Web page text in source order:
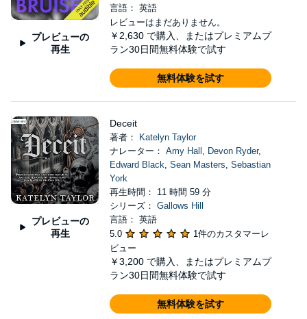
プレビューの
再生
言語： 英語
レビューはまだありません。
￥2,630 で購入、またはプレミアムプ
ラン30日間無料体験で試す
無料体験を試す
プレビューの
再生
Deceit
著者：
Katelyn Taylor
ナレーター： Amy Hall , Devon Ryder,
Edward Black, Sean Masters, Sebastian
York
再生時間： 11 時間 59 分
シリーズ： Gallows Hill
言語： 英語
5.0
1件のカスタマーレ
ビュー
￥3,200 で購入、またはプレミアムプ
ラン30日間無料体験で試す
無料体験を試す